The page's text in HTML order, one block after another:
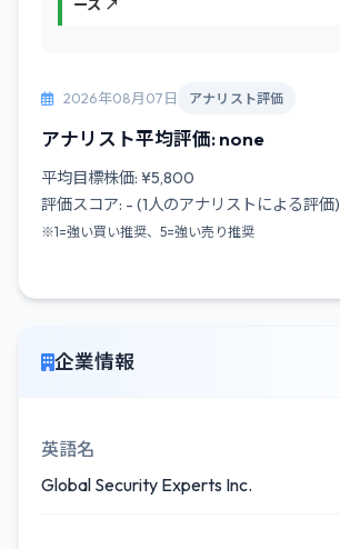
ース ↗
2026年08月07日 アナリスト評価
アナリスト平均評価: none
平均目標株価: ¥5,800
評価スコア: - (1人のアナリストによる評価)
※1=強い買い推奨、5=強い売り推奨
企業情報
英語名
Global Security Experts Inc.